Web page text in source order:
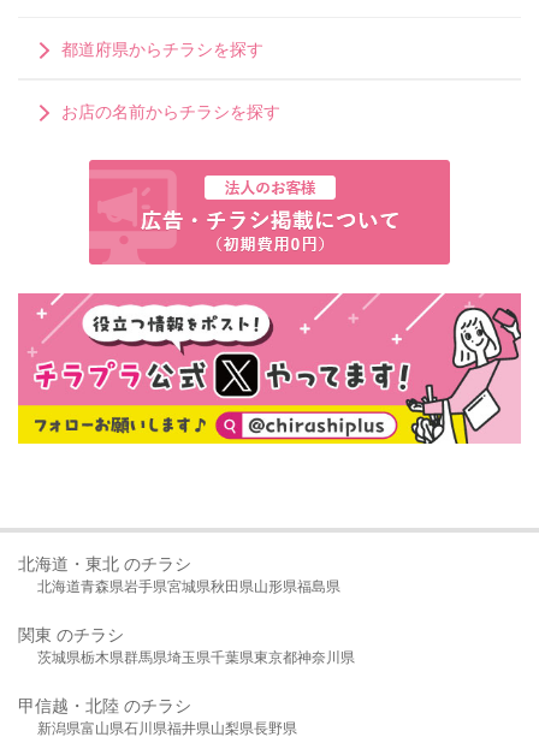
都道府県からチラシを探す
お店の名前からチラシを探す
北海道・東北 のチラシ
北海道青森県岩手県宮城県秋田県山形県福島県
関東 のチラシ
茨城県栃木県群馬県埼玉県千葉県東京都神奈川県
甲信越・北陸 のチラシ
新潟県富山県石川県福井県山梨県長野県